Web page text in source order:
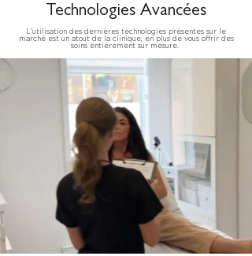
Technologies Avancées
L'utilisation des dernières technologies présentes sur le
marché est un atout de la clinique, en plus de vous offrir des
soins entièrement sur mesure.